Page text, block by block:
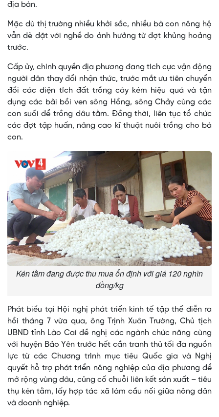
địa bàn.
Mặc dù thị trường nhiều khởi sắc, nhiều bà con nông hộ
vẫn dè dặt với nghề do ảnh hưởng từ đợt khủng hoảng
trước.
Cấp ủy, chính quyền địa phương đang tích cực vận động
người dân thay đổi nhận thức, trước mắt ưu tiên chuyển
đổi các diện tích đất trồng cây kém hiệu quả và tận
dụng các bãi bồi ven sông Hồng, sông Chảy cùng các
con suối để trồng dâu tằm. Đồng thời, liên tục tổ chức
các đợt tập huấn, nâng cao kĩ thuật nuôi trồng cho bà
con.
Kén tằm đang được thu mua ổn định với giá 120 nghìn
đồng/kg
Phát biểu tại Hội nghị phát triển kinh tế tập thể diễn ra
hồi tháng 7 vừa qua, ông Trịnh Xuân Trường, Chủ tịch
UBND tỉnh Lào Cai đề nghị các ngành chức năng cùng
với huyện Bảo Yên trước hết cần tranh thủ tối đa nguồn
lực từ các Chương trình mục tiêu Quốc gia và Nghị
quyết hỗ trợ phát triển nông nghiệp của địa phương để
mở rộng vùng dâu, củng cố chuỗi liên kết sản xuất – tiêu
thụ kén tằm, lấy hợp tác xã làm cầu nối giữa nông dân
và doanh nghiệp.